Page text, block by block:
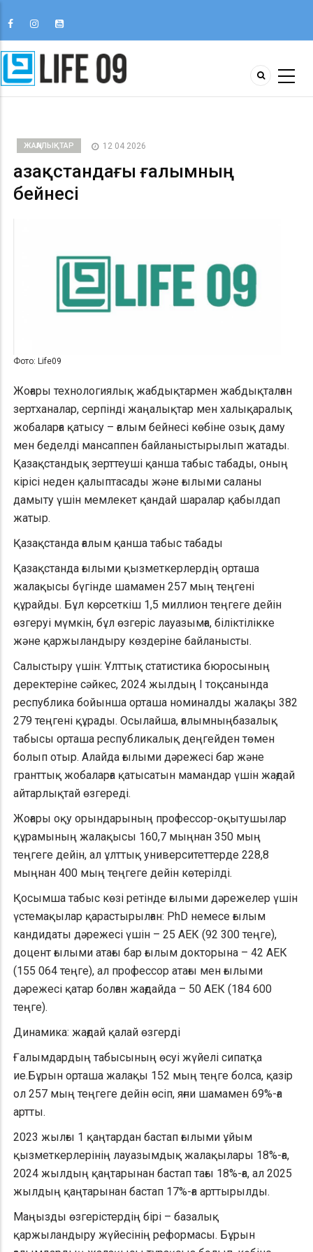
ЖАҢАЛЫҚТАР 12 04 2026
Қазақстандағы ғалымның
бейнесі
Фото: Life09
Жоғары технологиялық жабдықтармен жабдықталған
зертханалар, серпінді жаңалықтар мен халықаралық
жобаларға қатысу – ғалым бейнесі көбіне озық даму
мен беделді мансаппен байланыстырылып жатады.
Қазақстандық зерттеуші қанша табыс табады, оның
кірісі неден қалыптасады және ғылыми саланы
дамыту үшін мемлекет қандай шаралар қабылдап
жатыр.
Қазақстанда ғалым қанша табыс табады
Қазақстанда ғылыми қызметкерлердің орташа
жалақысы бүгінде шамамен 257 мың теңгені
құрайды. Бұл көрсеткіш 1,5 миллион теңгеге дейін
өзгеруі мүмкін, бұл өзгеріс лауазымға, біліктілікке
және қаржыландыру көздеріне байланысты.
Салыстыру үшін: Ұлттық статистика бюросының
деректеріне сәйкес, 2024 жылдың І тоқсанында
республика бойынша орташа номиналды жалақы 382
279 теңгені құрады. Осылайша, ғалымныңбазалық
табысы орташа республикалық деңгейден төмен
болып отыр. Алайда ғылыми дәрежесі бар және
гранттық жобаларға қатысатын мамандар үшін жағдай
айтарлықтай өзгереді.
Жоғары оқу орындарының профессор-оқытушылар
құрамының жалақысы 160,7 мыңнан 350 мың
теңгеге дейін, ал ұлттық университеттерде 228,8
мыңнан 400 мың теңгеге дейін көтерілді.
Қосымша табыс көзі ретінде ғылыми дәрежелер үшін
үстемақылар қарастырылған: PhD немесе ғылым
кандидаты дәрежесі үшін – 25 АЕК (92 300 теңге),
доцент ғылыми атағы бар ғылым докторына – 42 АЕК
(155 064 теңге), ал профессор атағы мен ғылыми
дәрежесі қатар болған жағдайда – 50 АЕК (184 600
теңге).
Динамика: жағдай қалай өзгерді
Ғалымдардың табысының өсуі жүйелі сипатқа
ие.Бұрын орташа жалақы 152 мың теңге болса, қазір
ол 257 мың теңгеге дейін өсіп, яғни шамамен 69%-ға
артты.
2023 жылғы 1 қаңтардан бастап ғылыми ұйым
қызметкерлерінің лауазымдық жалақылары 18%-ға,
2024 жылдың қаңтарынан бастап тағы 18%-ға, ал 2025
жылдың қаңтарынан бастап 17%-ға арттырылды.
Маңызды өзгерістердің бірі – базалық
қаржыландыру жүйесінің реформасы. Бұрын